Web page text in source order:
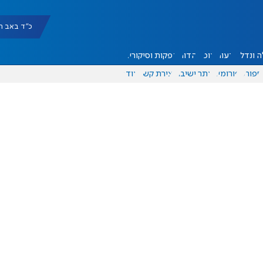
כ"ד באב תשפ"ו
ונדל"ן דעות אוכל יהדות הפקות וסיקורים
ספורט פורומים אתר ישיבה יצירת קשר עוד